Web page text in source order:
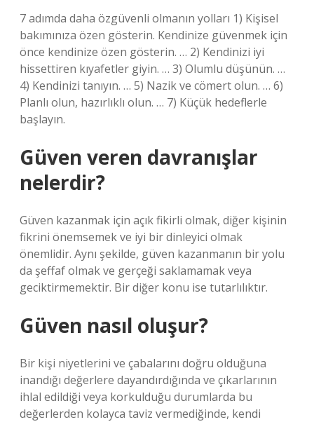
7 adımda daha özgüvenli olmanın yolları 1) Kişisel
bakımınıza özen gösterin. Kendinize güvenmek için
önce kendinize özen gösterin. … 2) Kendinizi iyi
hissettiren kıyafetler giyin. … 3) Olumlu düşünün. …
4) Kendinizi tanıyın. … 5) Nazik ve cömert olun. … 6)
Planlı olun, hazırlıklı olun. … 7) Küçük hedeflerle
başlayın.
Güven veren davranışlar
nelerdir?
Güven kazanmak için açık fikirli olmak, diğer kişinin
fikrini önemsemek ve iyi bir dinleyici olmak
önemlidir. Aynı şekilde, güven kazanmanın bir yolu
da şeffaf olmak ve gerçeği saklamamak veya
geciktirmemektir. Bir diğer konu ise tutarlılıktır.
Güven nasıl oluşur?
Bir kişi niyetlerini ve çabalarını doğru olduğuna
inandığı değerlere dayandırdığında ve çıkarlarının
ihlal edildiği veya korkulduğu durumlarda bu
değerlerden kolayca taviz vermediğinde, kendi